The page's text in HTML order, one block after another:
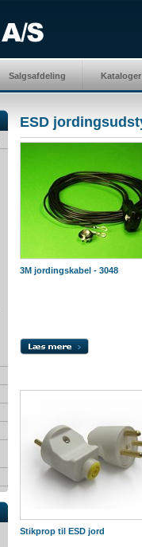
Salgsafdeling Kataloger
ESD
3M jordingskabel - 3048
Stikprop til ESD jord